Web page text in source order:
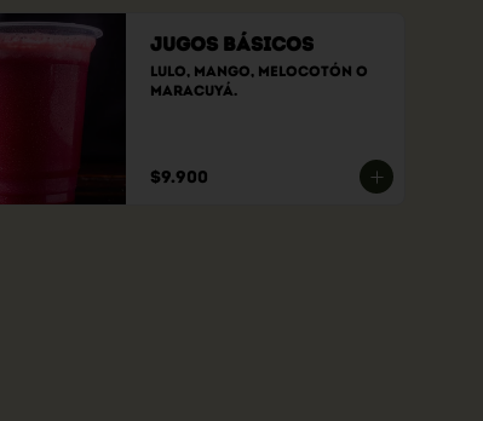
Jugos Básicos
Lulo, Mango, Melocotón o
Maracuyá.
$9.900